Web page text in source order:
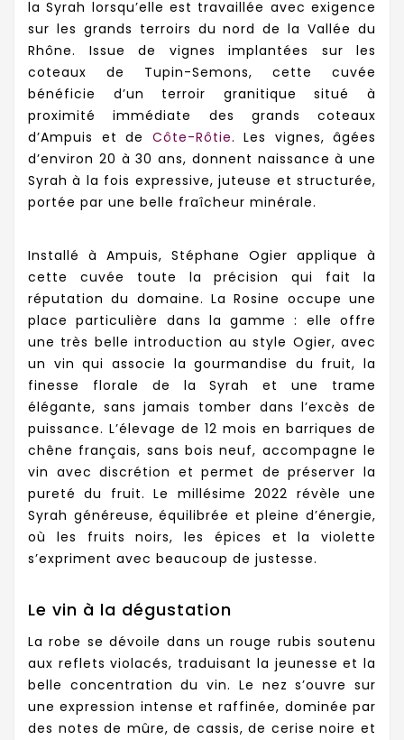
la Syrah lorsqu’elle est travaillée avec exigence
sur les grands terroirs du nord de la Vallée du
Rhône. Issue de vignes implantées sur les
coteaux de Tupin-Semons, cette cuvée
bénéficie d’un terroir granitique situé à
proximité immédiate des grands coteaux
d’Ampuis et de Côte-Rôtie. Les vignes, âgées
d’environ 20 à 30 ans, donnent naissance à une
Syrah à la fois expressive, juteuse et structurée,
portée par une belle fraîcheur minérale.
Installé à Ampuis, Stéphane Ogier applique à
cette cuvée toute la précision qui fait la
réputation du domaine. La Rosine occupe une
place particulière dans la gamme : elle offre
une très belle introduction au style Ogier, avec
un vin qui associe la gourmandise du fruit, la
finesse florale de la Syrah et une trame
élégante, sans jamais tomber dans l’excès de
puissance. L’élevage de 12 mois en barriques de
chêne français, sans bois neuf, accompagne le
vin avec discrétion et permet de préserver la
pureté du fruit. Le millésime 2022 révèle une
Syrah généreuse, équilibrée et pleine d’énergie,
où les fruits noirs, les épices et la violette
s’expriment avec beaucoup de justesse.
Le vin à la dégustation
La robe se dévoile dans un rouge rubis soutenu
aux reflets violacés, traduisant la jeunesse et la
belle concentration du vin. Le nez s’ouvre sur
une expression intense et raffinée, dominée par
des notes de mûre, de cassis, de cerise noire et